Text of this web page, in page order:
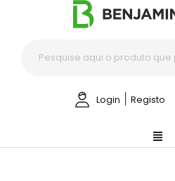
Login Registo